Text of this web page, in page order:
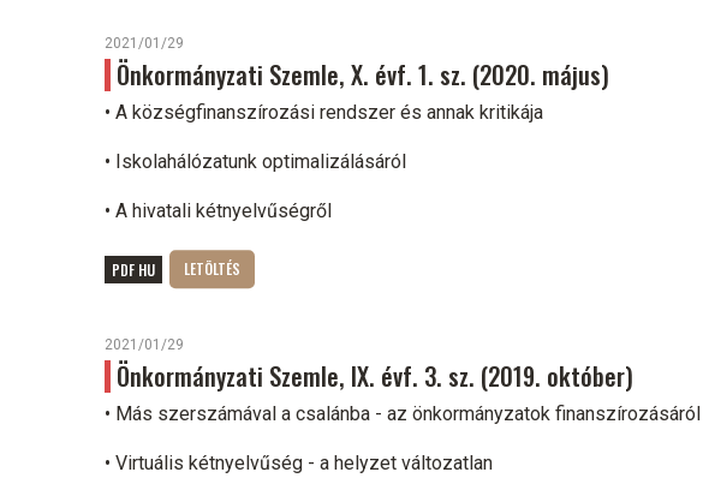
2021/01/29
Önkormányzati Szemle, X. évf. 1. sz. (2020. május)
• A községfinanszírozási rendszer és annak kritikája
• Iskolahálózatunk optimalizálásáról
• A hivatali kétnyelvűségről
PDF HU
2021/01/29
Önkormányzati Szemle, IX. évf. 3. sz. (2019. október)
• Más szerszámával a csalánba - az önkormányzatok finanszírozásáról
• Virtuális kétnyelvűség - a helyzet változatlan